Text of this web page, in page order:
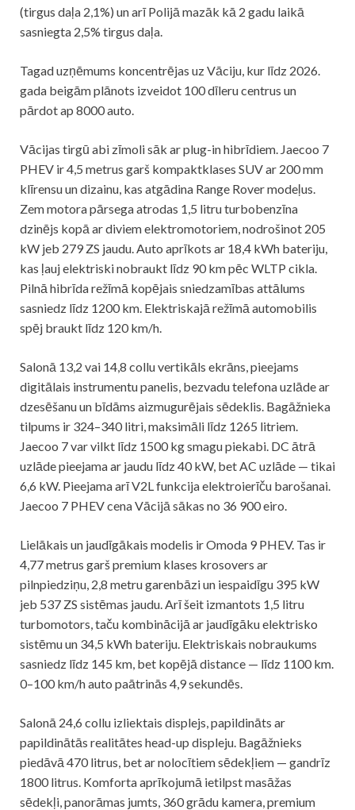
(tirgus daļa 2,1%) un arī Polijā mazāk kā 2 gadu laikā
sasniegta 2,5% tirgus daļa.
Tagad uzņēmums koncentrējas uz Vāciju, kur līdz 2026.
gada beigām plānots izveidot 100 dīleru centrus un
pārdot ap 8000 auto.
Vācijas tirgū abi zīmoli sāk ar plug-in hibrīdiem. Jaecoo 7
PHEV ir 4,5 metrus garš kompaktklases SUV ar 200 mm
klīrensu un dizainu, kas atgādina Range Rover modeļus.
Zem motora pārsega atrodas 1,5 litru turbobenzīna
dzinējs kopā ar diviem elektromotoriem, nodrošinot 205
kW jeb 279 ZS jaudu. Auto aprīkots ar 18,4 kWh bateriju,
kas ļauj elektriski nobraukt līdz 90 km pēc WLTP cikla.
Pilnā hibrīda režīmā kopējais sniedzamības attālums
sasniedz līdz 1200 km. Elektriskajā režīmā automobilis
spēj braukt līdz 120 km/h.
Salonā 13,2 vai 14,8 collu vertikāls ekrāns, pieejams
digitālais instrumentu panelis, bezvadu telefona uzlāde ar
dzesēšanu un bīdāms aizmugurējais sēdeklis. Bagāžnieka
tilpums ir 324–340 litri, maksimāli līdz 1265 litriem.
Jaecoo 7 var vilkt līdz 1500 kg smagu piekabi. DC ātrā
uzlāde pieejama ar jaudu līdz 40 kW, bet AC uzlāde — tikai
6,6 kW. Pieejama arī V2L funkcija elektroierīču barošanai.
Jaecoo 7 PHEV cena Vācijā sākas no 36 900 eiro.
Lielākais un jaudīgākais modelis ir Omoda 9 PHEV. Tas ir
4,77 metrus garš premium klases krosovers ar
pilnpiedziņu, 2,8 metru garenbāzi un iespaidīgu 395 kW
jeb 537 ZS sistēmas jaudu. Arī šeit izmantots 1,5 litru
turbomotors, taču kombinācijā ar jaudīgāku elektrisko
sistēmu un 34,5 kWh bateriju. Elektriskais nobraukums
sasniedz līdz 145 km, bet kopējā distance — līdz 1100 km.
0–100 km/h auto paātrinās 4,9 sekundēs.
Salonā 24,6 collu izliektais displejs, papildināts ar
papildinātās realitātes head-up displeju. Bagāžnieks
piedāvā 470 litrus, bet ar nolocītiem sēdekļiem — gandrīz
1800 litrus. Komforta aprīkojumā ietilpst masāžas
sēdekļi, panorāmas jumts, 360 grādu kamera, premium